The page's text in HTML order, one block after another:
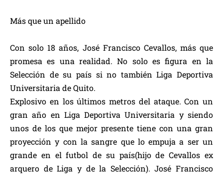
Más que un apellido
Con solo 18 años, José Francisco Cevallos, más que
promesa es una realidad. No solo es figura en la
Selección de su país si no también Liga Deportiva
Universitaria de Quito.
Explosivo en los últimos metros del ataque. Con un
gran año en Liga Deportiva Universitaria y siendo
unos de los que mejor presente tiene con una gran
proyección y con la sangre que lo empuja a ser un
grande en el futbol de su país(hijo de Cevallos ex
arquero de Liga y de la Selección). José Francisco